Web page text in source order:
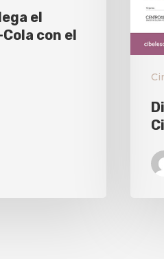
el
con el